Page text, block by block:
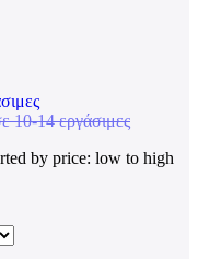
10-14 εργάσιμες
by price: low to high